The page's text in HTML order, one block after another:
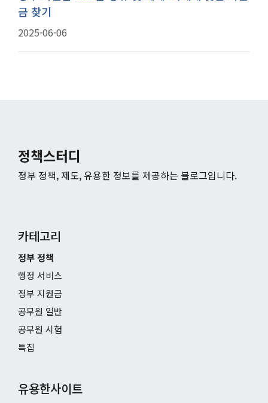
금 찾기
2025-06-06
정책스터디
정부 정책, 제도, 유용한 정보를 제공하는 블로그입니다.
카테고리
정부 정책
행정 서비스
정부 지원금
공무원 일반
공무원 시험
특집
유용한사이트